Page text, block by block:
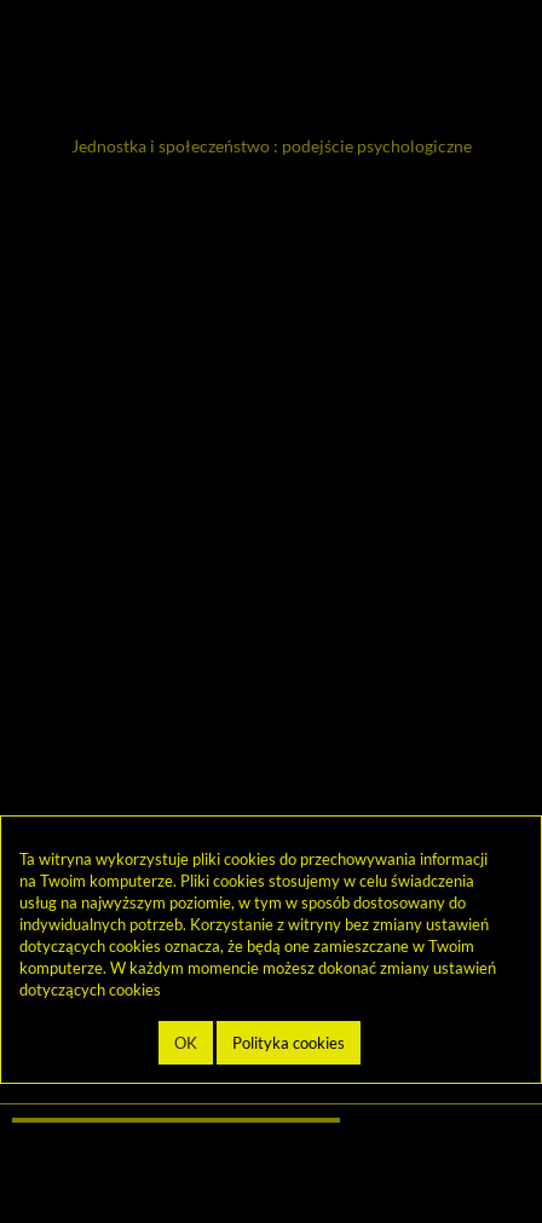
Jednostka i społeczeństwo : podejście psychologiczne
Ta witryna wykorzystuje pliki cookies do przechowywania informacji
na Twoim komputerze. Pliki cookies stosujemy w celu świadczenia
usług na najwyższym poziomie, w tym w sposób dostosowany do
indywidualnych potrzeb. Korzystanie z witryny bez zmiany ustawień
dotyczących cookies oznacza, że będą one zamieszczane w Twoim
komputerze. W każdym momencie możesz dokonać zmiany ustawień
dotyczących cookies